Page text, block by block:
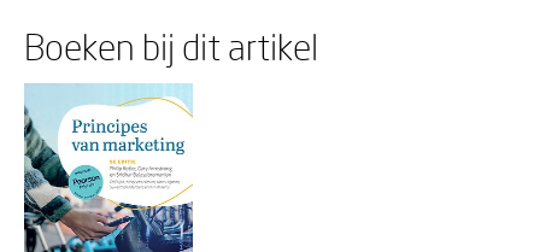
Boeken bij dit artikel